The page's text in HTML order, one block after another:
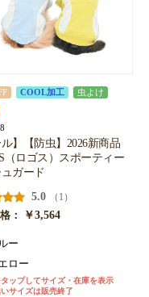
COOL加工
虫よけ
ル】【防虫】2026新商品
（ロゴス）スポーティー
ガード
5.0
（1）
：
￥3,564
ー
ロー
ップしてサイズ・在庫を表示
サイズは販売終了